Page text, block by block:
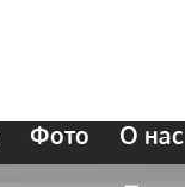
Фото О нас